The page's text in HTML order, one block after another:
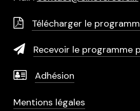
Télécharger le
Recevoir le programme
Adhésion
Mentions légales